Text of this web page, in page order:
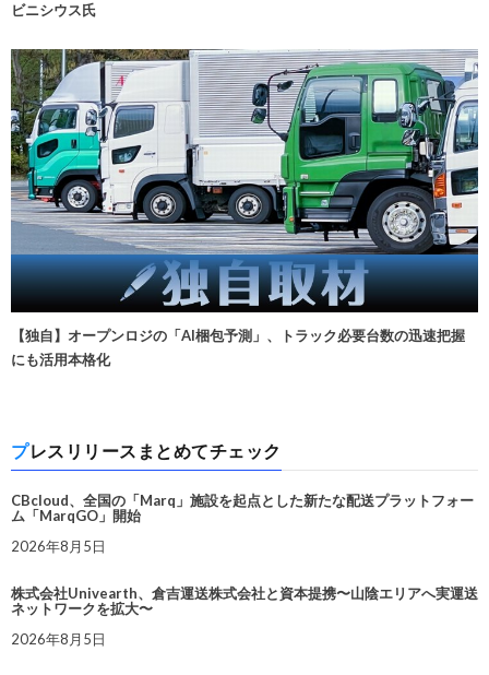
ビニシウス氏
【独自】オープンロジの「AI梱包予測」、トラック必要台数の迅速把握
にも活用本格化
プレスリリースまとめてチェック
CBcloud、全国の「Marq」施設を起点とした新たな配送プラットフォー
ム「MarqGO」開始
2026年8月5日
株式会社Univearth、倉吉運送株式会社と資本提携〜山陰エリアへ実運送
ネットワークを拡大〜
2026年8月5日